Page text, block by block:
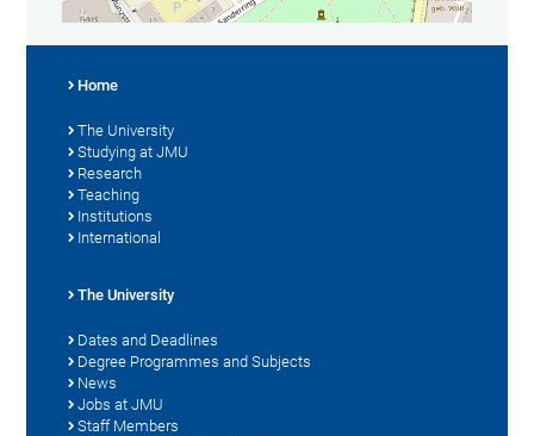
Home
The University
Studying at JMU
Research
Teaching
Institutions
International
The University
Dates and Deadlines
Degree Programmes and Subjects
News
Jobs at JMU
Staff Members